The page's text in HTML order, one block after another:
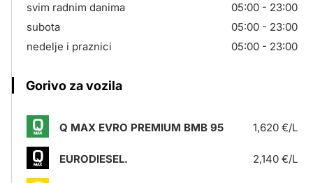
svim radnim danima
05:00 - 23:00
subota
05:00 - 23:00
nedelje i praznici
05:00 - 23:00
Gorivo za vozila
Q MAX EVRO PREMIUM BMB 95 1,620 €/L
EURODIESEL. 2,140 €/L